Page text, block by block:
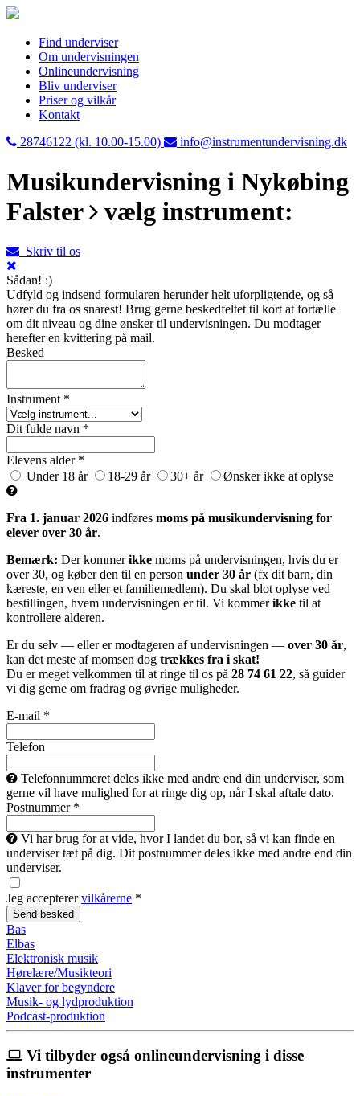
Find underviser
Om undervisningen
Onlineundervisning
Bliv underviser
Priser og vilkår
Kontakt
28746122 (kl. 10.00-15.00)
info@instrumentundervisning.dk
Musikundervisning i Nykøbing
Falster
vælg instrument:
Skriv til os
Sådan! :)
Udfyld og indsend formularen herunder helt uforpligtende, og så
hører du fra os snarest! Brug gerne beskedfeltet til kort at fortælle
om dit niveau og dine ønsker til undervisningen. Du modtager
herefter en kvittering på mail.
Besked
Instrument *
Dit fulde navn *
Elevens alder *
Under 18 år
18-29 år 30+ år Ønsker ikke at oplyse
Fra 1. januar 2026 indføres moms på musikundervisning for
elever over 30 år.
Bemærk: Der kommerikke moms på undervisningen, hvis du er
over 30, og køber den til en person under 30 år (fx dit barn, din
kæreste, en ven eller et familiemedlem). Du skal blot oplyse ved
bestillingen, hvem undervisningen er til. Vi kommerikke til at
kontrollere alderen.
Er du selv — eller er modtageren af undervisningen — over 30 år,
kan det meste af momsen dog trækkes fra i skat!
Du er meget velkommen til at ringe til os på 28 74 61 22, så guider
vi dig gerne om fradrag og øvrige muligheder.
E-mail *
Telefon
Telefonnummeret deles ikke med andre end din underviser, som
gerne vil have mulighed for at ringe dig op, når I skal aftale dato.
Postnummer *
Vi har brug for at vide, hvor I landet du bor, så vi kan finde en
underviser tæt på dig. Dit postnummer deles ikke med andre end din
underviser.
Jeg accepterervilkårerne *
Bas
Elbas
Elektronisk musik
Hørelære/Musikteori
Klaver for begyndere
Musik- og lydproduktion
Podcast-produktion
Vi tilbyder også onlineundervisning i disse
instrumenter